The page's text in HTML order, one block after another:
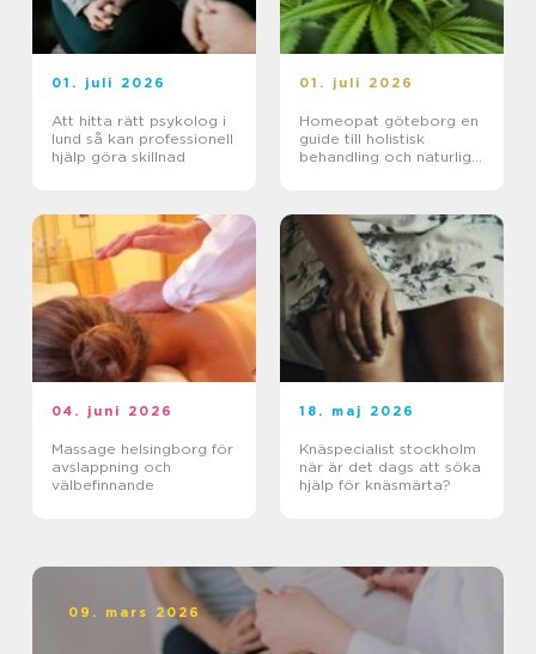
01. juli 2026
Att hitta rätt psykolog i
lund så kan professionell
hjälp göra skillnad
01. juli 2026
Homeopat göteborg en
guide till holistisk
behandling och naturlig
04. juni 2026
Massage helsingborg för
avslappning och
välbefinnande
18. maj 2026
Knäspecialist stockholm
när är det dags att söka
hjälp för knäsmärta?
09. mars 2026